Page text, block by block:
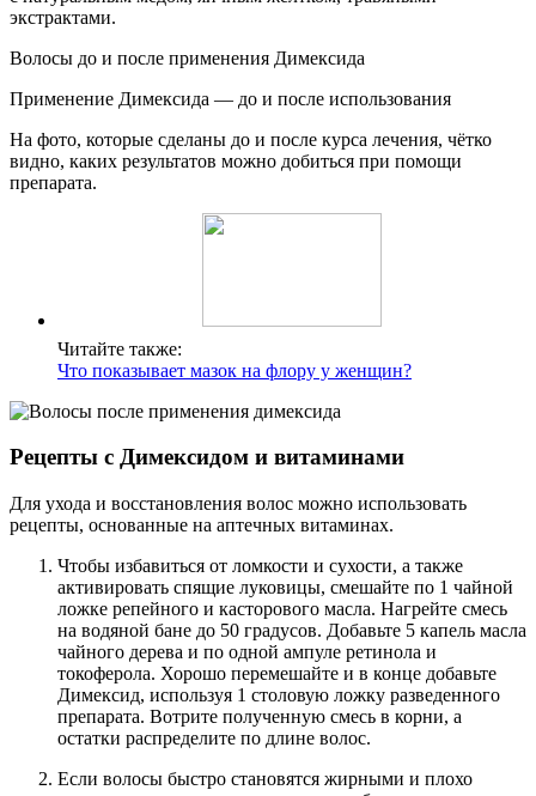
экстрактами.
Волосы до и после применения Димексида
Применение Димексида — до и после использования
На фото, которые сделаны до и после курса лечения, чётко
видно, каких результатов можно добиться при помощи
препарата.
Читайте также:
Что показывает мазок на флору у женщин?
Рецепты с Димексидом и витаминами
Для ухода и восстановления волос можно использовать
рецепты, основанные на аптечных витаминах.
Чтобы избавиться от ломкости и сухости, а также
активировать спящие луковицы, смешайте по 1 чайной
ложке репейного и касторового масла. Нагрейте смесь
на водяной бане до 50 градусов. Добавьте 5 капель масла
чайного дерева и по одной ампуле ретинола и
токоферола. Хорошо перемешайте и в конце добавьте
Димексид, используя 1 столовую ложку разведенного
препарата. Вотрите полученную смесь в корни, а
остатки распределите по длине волос.
Если волосы быстро становятся жирными и плохо